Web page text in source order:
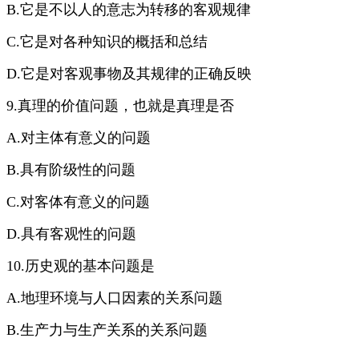
B.它是不以人的意志为转移的客观规律
C.它是对各种知识的概括和总结
D.它是对客观事物及其规律的正确反映
9.真理的价值问题，也就是真理是否
A.对主体有意义的问题
B.具有阶级性的问题
C.对客体有意义的问题
D.具有客观性的问题
10.历史观的基本问题是
A.地理环境与人口因素的关系问题
B.生产力与生产关系的关系问题